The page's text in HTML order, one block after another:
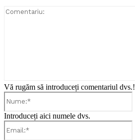
Vă rugăm să introduceți comentariul dvs.!
Introduceți aici numele dvs.